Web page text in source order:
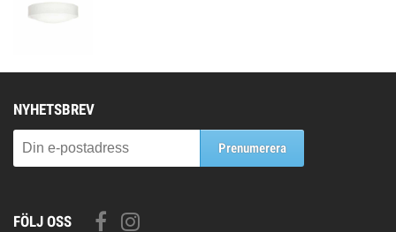
NYHETSBREV
Prenumerera
FÖLJ OSS